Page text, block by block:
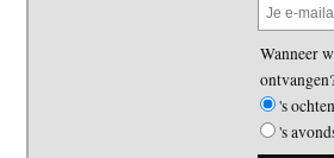
Wanneer
's
's